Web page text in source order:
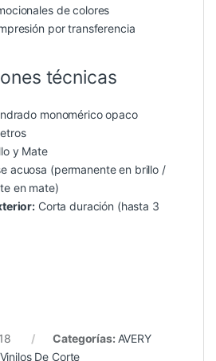
de colores
por transferencia
técnicas
monomérico opaco
y Mate
acuosa (permanente en brillo /
en mate)
Corta duración (hasta 3
Categorías: AVERY
Vinilos De Corte